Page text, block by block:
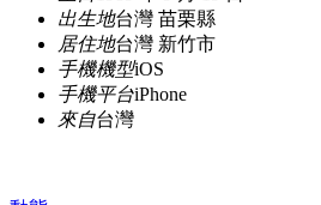
出生地台灣 苗栗縣
居住地台灣 新竹市
手機機型iOS
手機平台iPhone
來自台灣